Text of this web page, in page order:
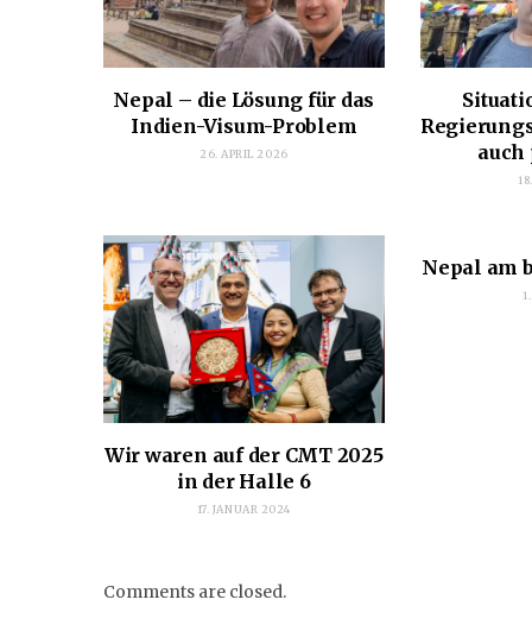
Nepal – die Lösung für das
Indien-Visum-Problem
26. APRIL 2026
auch
Wir waren auf der CMT 2025
in der Halle 6
17. JANUAR 2024
Nepal am
Comments are closed.